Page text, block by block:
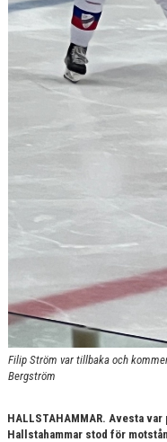
Filip Ström var tillbaka och
Bergström
HALLSTAHAMMAR. Avesta
Hallstahammar stod för